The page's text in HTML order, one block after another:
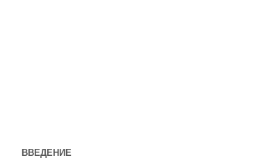
ВВЕДЕНИЕ